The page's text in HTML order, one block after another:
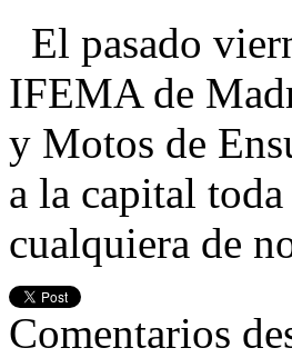
El pasado
IFEMA de
y Motos de
a la capital
cualquiera de
Comentarios